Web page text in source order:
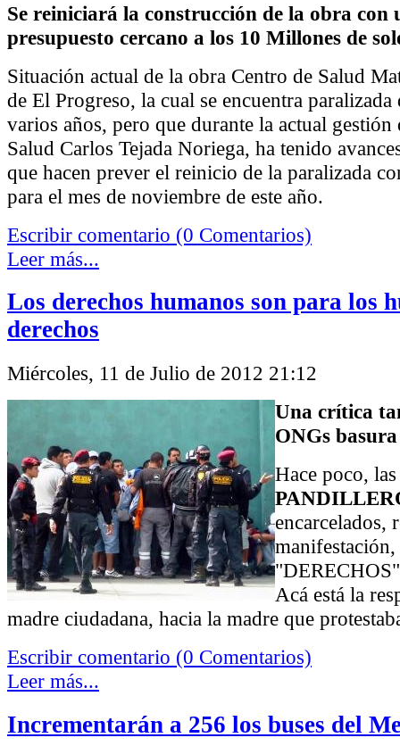
Se reiniciará la construcción de la obra con
presupuesto cercano a los 10 Millones de
Situación actual de la obra Centro de Salud
de El Progreso, la cual se encuentra paralizada
varios años, pero que durante la actual
Salud Carlos Tejada Noriega, ha tenido
que hacen prever el reinicio de la paralizada
para el mes de noviembre de este año.
Escribir comentario (0 Comentarios)
Leer más...
Los derechos humanos son para los
derechos
Miércoles, 11 de Julio de 2012 21:12
Una crítica
ONGs basura
Hace poco,
encarcelados,
Acá está la
madre ciudadana, hacia la madre que
Escribir comentario (0 Comentarios)
Leer más...
Incrementarán a 256 los buses del